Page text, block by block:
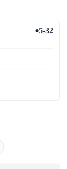
●5-32